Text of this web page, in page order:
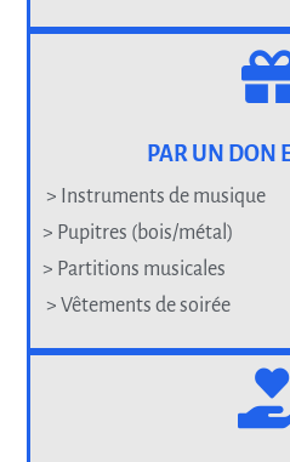
PAR UN DON
> Instruments de musique
> Pupitres (bois/métal)
> Partitions musicales
> Vêtements de soirée